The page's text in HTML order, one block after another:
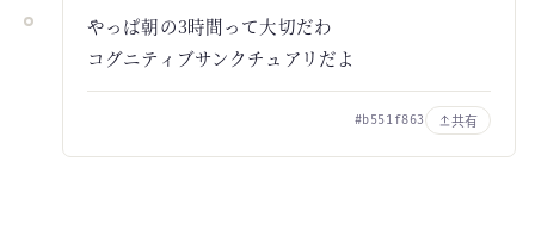
やっぱ朝の3時間って大切だわ
コグニティブサンクチュアリだよ
#b551f863 共有